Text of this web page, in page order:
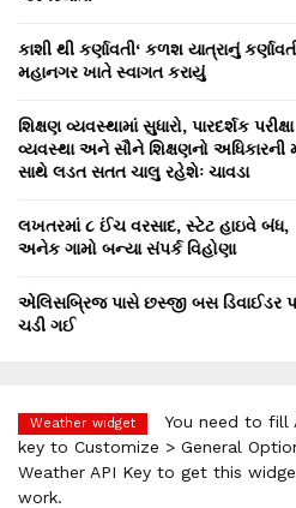
કાશી થી કર્ણાવતી‘ કળશ યાત્રાનું
મહાનગર ખાતે સ્વાગત કરાયું
શિક્ષણ વ્યવસ્થામાં સુધારો, પારદર્શક પરીક્ષા
વ્યવસ્થા અને સૌને શિક્ષણનો અધિકારની
સાથે લડત સતત ચાલુ રહેશેઃ ચાવડા
લખતરમાં ૮ ઈંચ વરસાદ, સ્ટેટ હાઇવે બંધ,
અનેક ગામો બન્યા સંપર્ક વિહોણા
એલિસબ્રિજ પાસે છસ્જી બસ ડિવાઈડર
ચડી ગઈ
Weather widget
You need to fill
key to Customize > General
Weather API Key to get this
work.